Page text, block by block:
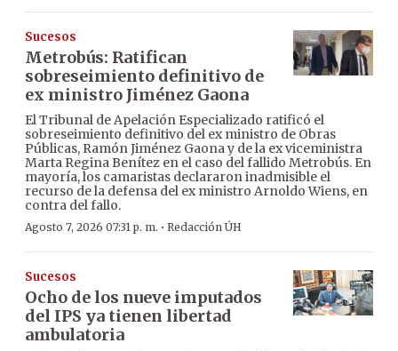
Sucesos
Metrobús: Ratifican
sobreseimiento definitivo de
ex ministro Jiménez Gaona
El Tribunal de Apelación Especializado ratificó el
sobreseimiento definitivo del ex ministro de Obras
Públicas, Ramón Jiménez Gaona y de la ex viceministra
Marta Regina Benítez en el caso del fallido Metrobús. En
mayoría, los camaristas declararon inadmisible el
recurso de la defensa del ex ministro Arnoldo Wiens, en
contra del fallo.
Agosto 7, 2026 07:31 p. m. · Redacción ÚH
Sucesos
Ocho de los nueve imputados
del IPS ya tienen libertad
ambulatoria